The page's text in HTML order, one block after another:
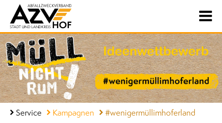
Service Kampagnen #wenigermüllimhoferland